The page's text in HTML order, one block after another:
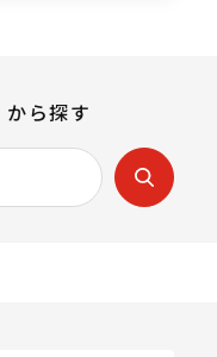
から探す